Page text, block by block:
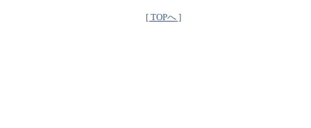
[ TOPへ ]